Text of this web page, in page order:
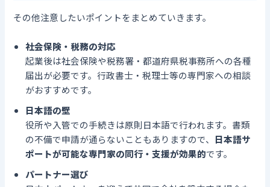
その他注意したいポイントをまとめていきます。
社会保険・税務の対応
起業後は社会保険や税務署・都道府県税事務所への各種
届出が必要です。行政書士・税理士等の専門家への相談
がおすすめです。
日本語の壁
役所や入管での手続きは原則日本語で行われます。書類
の不備で申請が通らないこともありますので、 日本語サ
ポートが可能な専門家の同行・支援が効果的です。
パートナー選び